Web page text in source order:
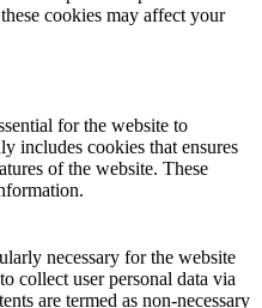
cookies may affect your
for the website to
includes cookies that ensures
of the website. These
necessary for the website
collect user personal data via
are termed as non-necessary